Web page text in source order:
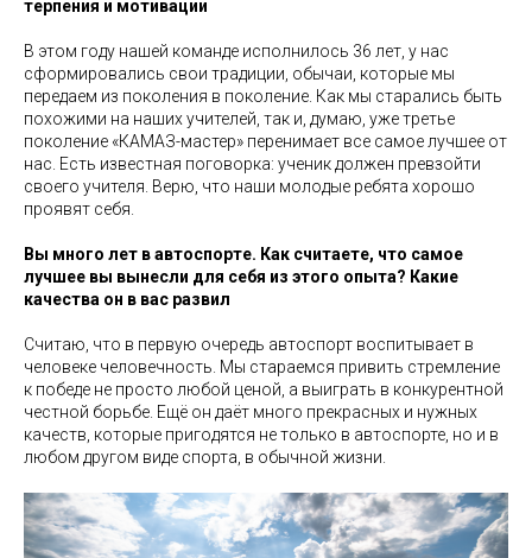
терпения и мотивации
В этом году нашей команде исполнилось 36 лет, у нас
сформировались свои традиции, обычаи, которые мы
передаем из поколения в поколение. Как мы старались быть
похожими на наших учителей, так и, думаю, уже третье
поколение «КАМАЗ-мастер» перенимает все самое лучшее от
нас. Есть известная поговорка: ученик должен превзойти
своего учителя. Верю, что наши молодые ребята хорошо
проявят себя.
Вы много лет в автоспорте. Как считаете, что самое
лучшее вы вынесли для себя из этого опыта? Какие
качества он в вас развил
Считаю, что в первую очередь автоспорт воспитывает в
человеке человечность. Мы стараемся привить стремление
к победе не просто любой ценой, а выиграть в конкурентной
честной борьбе. Ещё он даёт много прекрасных и нужных
качеств, которые пригодятся не только в автоспорте, но и в
любом другом виде спорта, в обычной жизни.